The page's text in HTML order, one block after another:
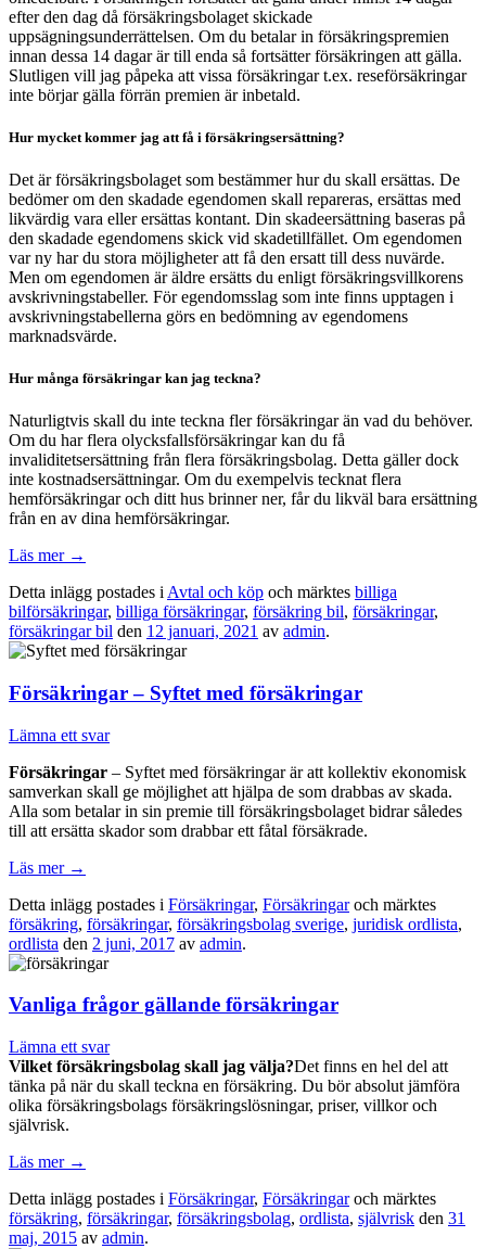
efter den dag då försäkringsbolaget skickade
uppsägningsunderrättelsen. Om du betalar in försäkringspremien
innan dessa 14 dagar är till enda så fortsätter försäkringen att gälla.
Slutligen vill jag påpeka att vissa försäkringar t.ex. reseförsäkringar
inte börjar gälla förrän premien är inbetald.
Hur mycket kommer jag att få i försäkringsersättning?
Det är försäkringsbolaget som bestämmer hur du skall ersättas. De
bedömer om den skadade egendomen skall repareras, ersättas med
likvärdig vara eller ersättas kontant. Din skadeersättning baseras på
den skadade egendomens skick vid skadetillfället. Om egendomen
var ny har du stora möjligheter att få den ersatt till dess nuvärde.
Men om egendomen är äldre ersätts du enligt försäkringsvillkorens
avskrivningstabeller. För egendomsslag som inte finns upptagen i
avskrivningstabellerna görs en bedömning av egendomens
marknadsvärde.
Hur många försäkringar kan jag teckna?
Naturligtvis skall du inte teckna fler försäkringar än vad du behöver.
Om du har flera olycksfallsförsäkringar kan du få
invaliditetsersättning från flera försäkringsbolag. Detta gäller dock
inte kostnadsersättningar. Om du exempelvis tecknat flera
hemförsäkringar och ditt hus brinner ner, får du likväl bara ersättning
från en av dina hemförsäkringar.
Läs mer →
Detta inlägg postades i Avtal och köp och märktes billiga
bilförsäkringar, billiga försäkringar, försäkring bil, försäkringar,
försäkringar bil den 12 januari, 2021 av admin.
Försäkringar – Syftet med försäkringar
Lämna ett svar
Försäkringar – Syftet med försäkringar är att kollektiv ekonomisk
samverkan skall ge möjlighet att hjälpa de som drabbas av skada.
Alla som betalar in sin premie till försäkringsbolaget bidrar således
till att ersätta skador som drabbar ett fåtal försäkrade.
Läs mer →
Detta inlägg postades i Försäkringar, Försäkringaroch märktes
försäkring, försäkringar, försäkringsbolag sverige, juridisk ordlista,
ordlista den 2 juni, 2017 av admin.
Vanliga frågor gällande försäkringar
Lämna ett svar
Vilket försäkringsbolag skall jag välja?Det finns en hel del att
tänka på när du skall teckna en försäkring. Du bör absolut jämföra
olika försäkringsbolags försäkringslösningar, priser, villkor och
självrisk.
Läs mer →
Detta inlägg postades i Försäkringar, Försäkringaroch märktes
försäkring, försäkringar, försäkringsbolag, ordlista, självrisk den 31
maj, 2015 av admin.